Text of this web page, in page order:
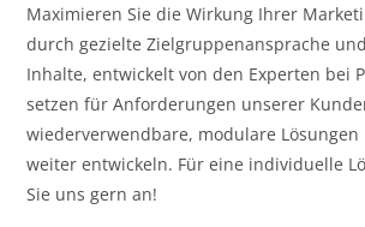
Maximieren Sie die Wirkung Ihrer
durch gezielte Zielgruppenansprache
Inhalte, entwickelt von den Experten bei
setzen für Anforderungen unserer
wiederverwendbare, modulare
weiter entwickeln. Für eine individuelle
Sie uns gern an!